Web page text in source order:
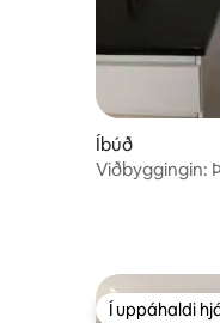
Íbúð
Viðbyggingin:
Í uppáhaldi